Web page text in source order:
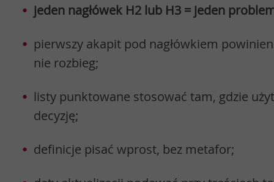
jeden nagłówek H2 lub H3 = jeden
pierwszy akapit pod nagłówkiem
nie rozbieg;
listy punktowane stosować tam, gdzie
decyzję;
definicje pisać wprost, bez metafor;